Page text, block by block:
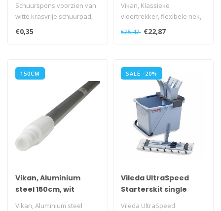
Schuurspons voorzien van
witte krasvrije schuurpad,
en praktische handgreep..
€0,35
wit
Vikan, Klassieke
vloertrekker, flexibele nek,
40cm wit
€25,42 €22,87
150CM
Vikan, Aluminium
steel 150cm, wit
Vikan, Aluminium steel
SALE -20%
Vileda UltraSpeed
Starterskit single
Bucket 15 ltr
Vileda UltraSpeed